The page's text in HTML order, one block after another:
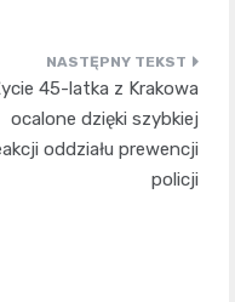
45-latka z Krakowa
ocalone dzięki szybkiej
oddziału prewencji
policji